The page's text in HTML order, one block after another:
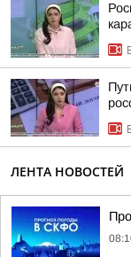
ЛЕНТА НОВОСТЕЙ